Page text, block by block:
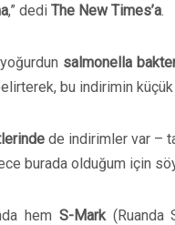
,” dedi The New Times’a.
salmonella
bu indirimin
de indirimler var –
burada olduğum için
hem S-Mark(Ruanda